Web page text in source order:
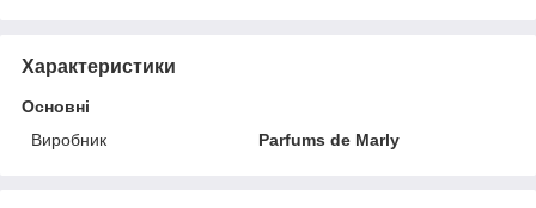
Характеристики
Основні
Виробник
Parfums de Marly